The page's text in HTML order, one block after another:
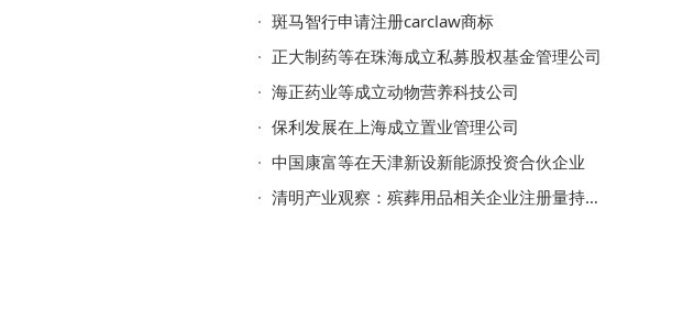
斑马智行申请注册carclaw商标
正大制药等在珠海成立私募股权基金管理公司
海正药业等成立动物营养科技公司
保利发展在上海成立置业管理公司
中国康富等在天津新设新能源投资合伙企业
清明产业观察：殡葬用品相关企业注册量持续增长，去年首破7万家